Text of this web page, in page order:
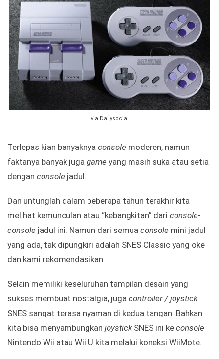
via Dailysocial
Terlepas kian banyaknya console moderen, namun
faktanya banyak juga game yang masih suka atau setia
dengan console jadul.
Dan untunglah dalam beberapa tahun terakhir kita
melihat kemunculan atau “kebangkitan” dari console-
console jadul ini. Namun dari semua console mini jadul
yang ada, tak dipungkiri adalah SNES Classic yang oke
dan kami rekomendasikan.
Selain memiliki keseluruhan tampilan desain yang
sukses membuat nostalgia, juga controller / joystick
SNES sangat terasa nyaman di kedua tangan. Bahkan
kita bisa menyambungkan joystickSNES ini ke console
Nintendo Wii atau Wii U kita melalui koneksi WiiMote.